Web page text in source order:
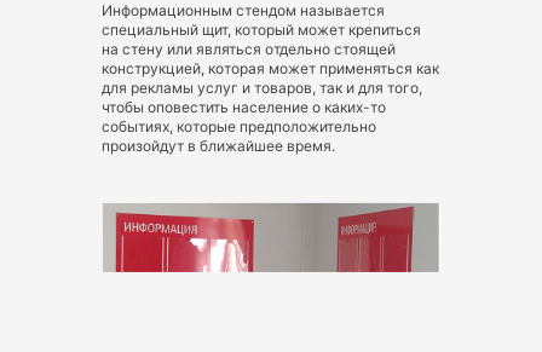
Информационным стендом называется
специальный щит, который может крепиться
на стену или являться отдельно стоящей
конструкцией, которая может применяться как
для рекламы услуг и товаров, так и для того,
чтобы оповестить население о каких-то
событиях, которые предположительно
произойдут в ближайшее время.